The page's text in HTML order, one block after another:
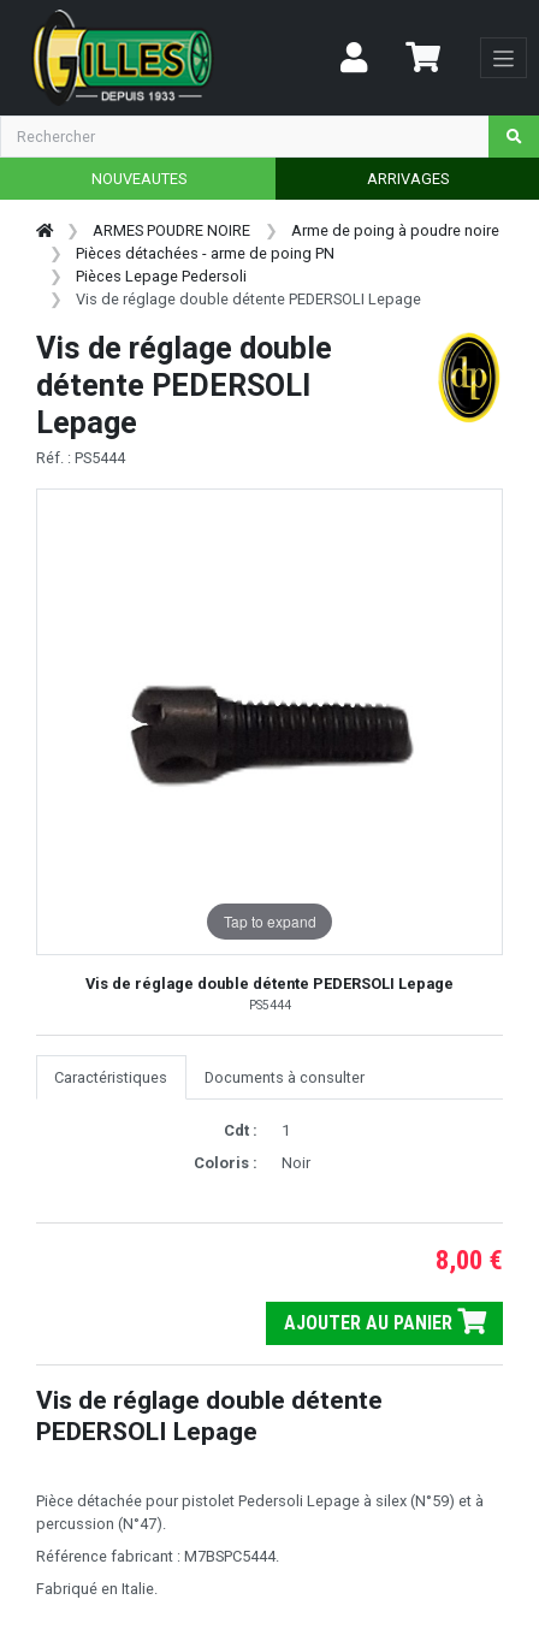
NOUVEAUTES ARRIVAGES
ARMES POUDRE NOIRE
Arme de poing à poudre noire
Pièces détachées - arme de poing PN
Pièces Lepage Pedersoli
Vis de réglage double détente PEDERSOLI Lepage
Vis de réglage double
détente PEDERSOLI
Lepage
Réf. : PS5444
Tap to expand
Vis de réglage double détente PEDERSOLI Lepage
PS5444
Caractéristiques Documents à consulter
Cdt :
1
Coloris :
Noir
8,00 €
AJOUTER AU PANIER
Vis de réglage double détente
PEDERSOLI Lepage
Pièce détachée pour pistolet Pedersoli Lepage à silex (N°59) et à
percussion (N°47).
Référence fabricant : M7BSPC5444.
Fabriqué en Italie.